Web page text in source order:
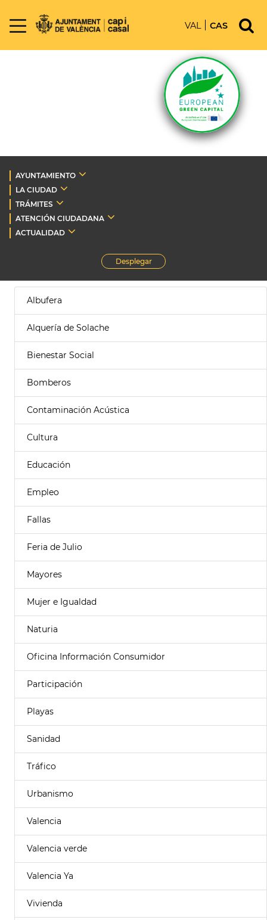
VAL CAS
AYUNTAMIENTO
LA CIUDAD
TRÁMITES
ATENCIÓN CIUDADANA
ACTUALIDAD
Desplegar
Albufera
Alquería de Solache
Bienestar Social
Bomberos
Contaminación Acústica
Cultura
Educación
Empleo
Fallas
Feria de Julio
Mayores
Mujer e Igualdad
Naturia
Oficina Información Consumidor
Participación
Playas
Sanidad
Tráfico
Urbanismo
Valencia
Valencia verde
Valencia Ya
Vivienda